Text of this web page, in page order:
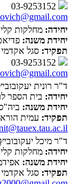
יחידה: מחלקות
יחידת משנה:
תפקיד: סגל אקדמי
ד"ר רונית
יחידה: בית הספר
יחידת משנה:
תפקיד: עמית
ד"ר מיכל יעקובוביץ
יחידה: מחלקות
יחידת משנה:
תפקיד: סגל אקדמי